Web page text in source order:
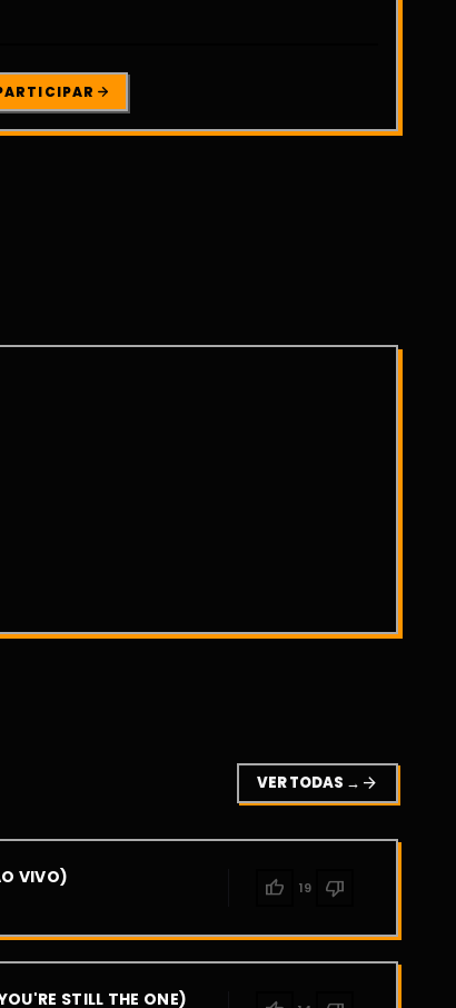
VER TODAS → arrow_forward
VIVO) thumb_up 19 thumb_down
STILL THE ONE)